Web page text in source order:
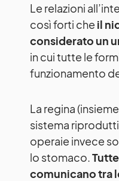
Le relazioni
così forti che il
considerato un
in cui tutte le
funzionamento
La regina
sistema
operaie invece
lo stomaco.
comunicano tra